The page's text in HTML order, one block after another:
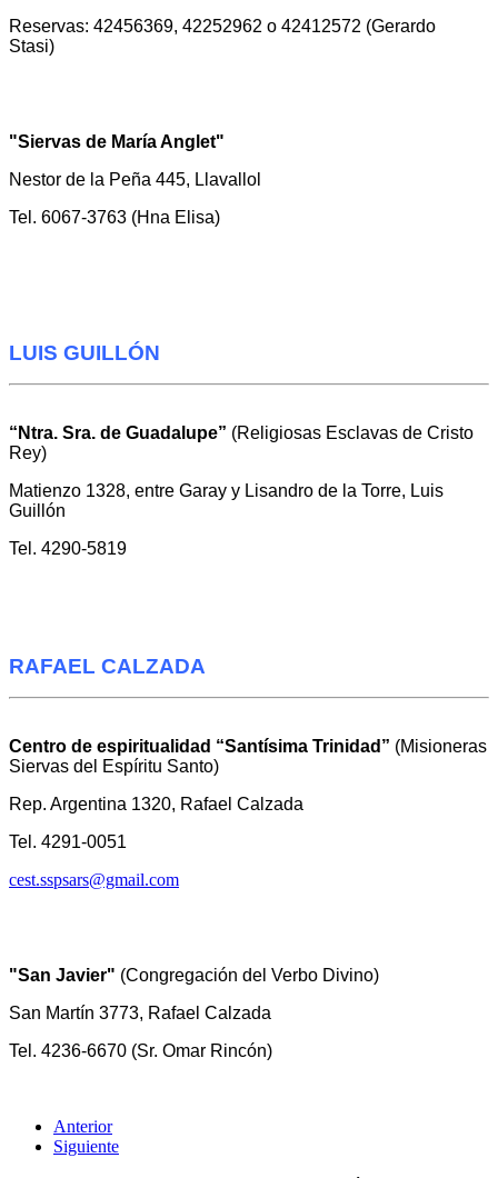
Reservas: 42456369, 42252962 o 42412572 (Gerardo
Stasi)
"Siervas de María Anglet"
Nestor de la Peña 445, Llavallol
Tel. 6067-3763 (Hna Elisa)
LUIS GUILLÓN
“Ntra. Sra. de Guadalupe” (Religiosas Esclavas de Cristo
Rey)
Matienzo 1328, entre Garay y Lisandro de la Torre, Luis
Guillón
Tel. 4290-5819
RAFAEL CALZADA
Centro de espiritualidad “Santísima Trinidad” (Misioneras
Siervas del Espíritu Santo)
Rep. Argentina 1320, Rafael Calzada
Tel. 4291-0051
cest.sspsars@gmail.com
"San Javier" (Congregación del Verbo Divino)
San Martín 3773, Rafael Calzada
Tel. 4236-6670 (Sr. Omar Rincón)
Anterior
Siguiente